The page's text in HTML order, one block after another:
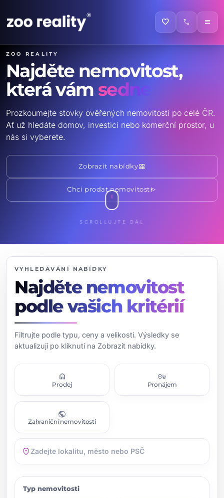
favorite call menu
ZOO reality
Najděte nemovitost,
která vám sedne
Prozkoumejte stovky ověřených nemovitostí po celé ČR.
Ať už hledáte domov, investici nebo komerční prostor, u
nás si vyberete.
Zobrazit nabídkygrid_view
Chci prodat nemovitostsend
SCROLLUJTE DÁL
VYHLEDÁVÁNÍ NABÍDKY
Najděte nemovitost
podle vašich kritérií
Filtrujte podle typu, ceny a velikosti. Výsledky se
aktualizují po kliknutí na Zobrazit nabídky.
home
Prodej
vpn_key
Pronájem
public
Zahraniční nemovitosti
location_on
Typ nemovitosti